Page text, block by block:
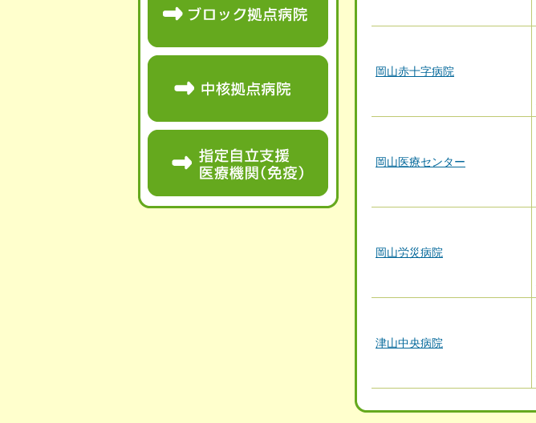
岡山赤十字病院
岡山医療センター
岡山労災病院
津山中央病院
ブロック拠点病院
中核拠点病院
指定自立支援